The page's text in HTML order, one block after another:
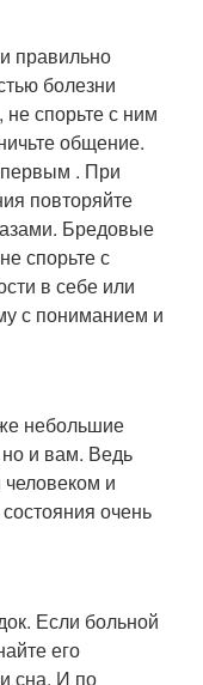
правильно
болезни
не спорьте с ним
общение.
первым . При
повторяйте
Бредовые
спорьте с
в себе или
с пониманием и
небольшие
и вам. Ведь
и
очень
Если больной
его
сна. И по